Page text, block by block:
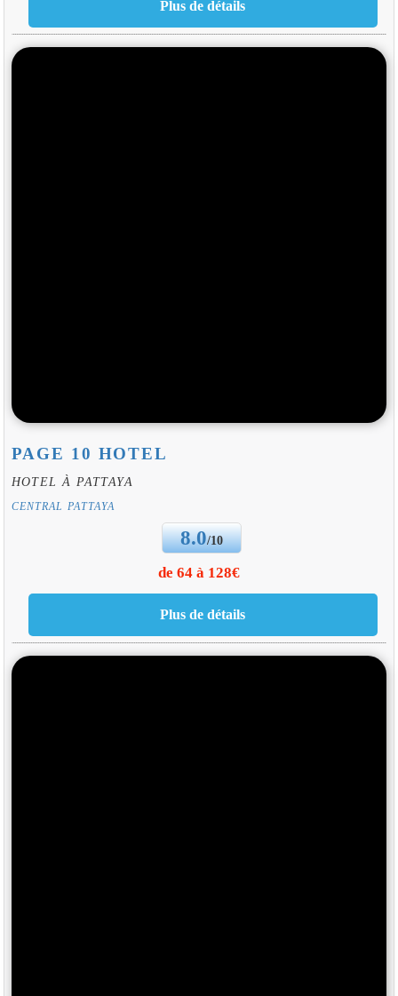
PAGE 10 HOTEL
HOTEL À PATTAYA
CENTRAL PATTAYA
8.0/10
de 64 à 128€